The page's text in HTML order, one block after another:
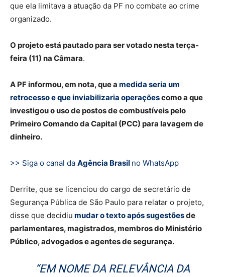
que ela limitava a atuação da PF no combate ao crime
organizado.
O projeto está pautado para ser votado nesta terça-
feira (11) na Câmara.
A PF informou, em nota, que a medida seria um
retrocesso e que inviabilizaria operaçõescomo a que
investigou o uso de postos de combustíveis pelo
Primeiro Comando da Capital (PCC) para lavagem de
dinheiro.
>> Siga o canal da Agência Brasil no WhatsApp
Derrite, que se licenciou do cargo de secretário de
Segurança Pública de São Paulo para relatar o projeto,
disse que decidiu mudar o texto após sugestõesde
parlamentares, magistrados, membros do Ministério
Público, advogados e agentes de segurança.
“EM NOME DA RELEVÂNCIA DA